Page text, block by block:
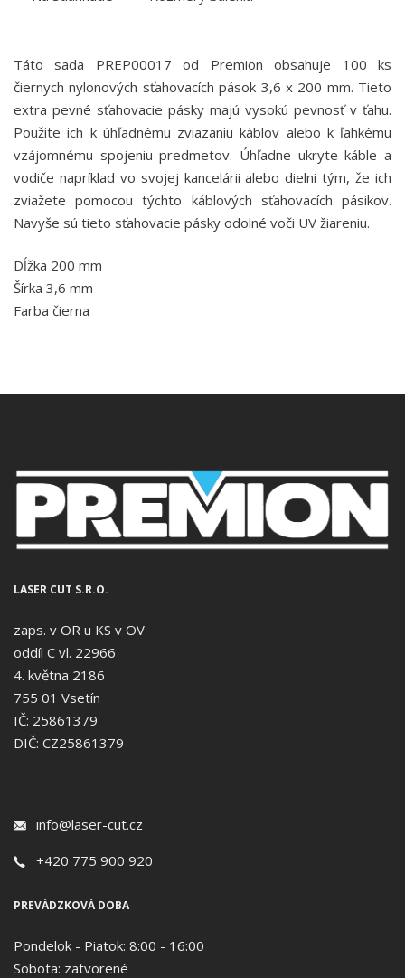
Táto sada PREP00017 od Premion obsahuje 100 ks
čiernych nylonových sťahovacích pások 3,6 x 200 mm. Tieto
extra pevné sťahovacie pásky majú vysokú pevnosť v ťahu.
Použite ich k úhľadnému zviazaniu káblov alebo k ľahkému
vzájomnému spojeniu predmetov. Úhľadne ukryte káble a
vodiče napríklad vo svojej kancelárii alebo dielni tým, že ich
zviažete pomocou týchto káblových sťahovacích pásikov.
Navyše sú tieto sťahovacie pásky odolné voči UV žiareniu.
Dĺžka 200 mm
Šírka 3,6 mm
Farba čierna
LASER CUT S.R.O.
zaps. v OR u KS v OV
oddíl C vl. 22966
4. května 2186
755 01 Vsetín
IČ: 25861379
DIČ: CZ25861379
info@laser-cut.cz
+420 775 900 920
PREVÁDZKOVÁ DOBA
Pondelok - Piatok: 8:00 - 16:00
Sobota: zatvorené